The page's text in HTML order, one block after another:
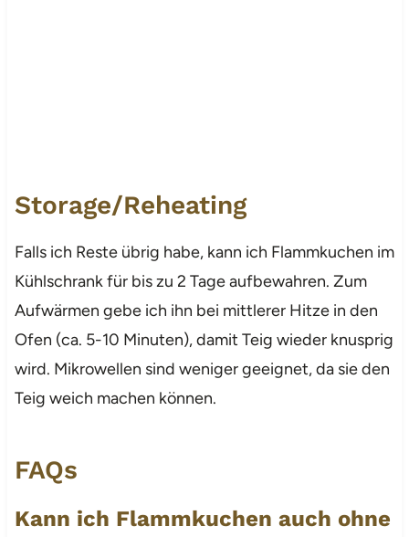
Storage/Reheating
Falls ich Reste übrig habe, kann ich Flammkuchen im
Kühlschrank für bis zu 2 Tage aufbewahren. Zum
Aufwärmen gebe ich ihn bei mittlerer Hitze in den
Ofen (ca. 5-10 Minuten), damit Teig wieder knusprig
wird. Mikrowellen sind weniger geeignet, da sie den
Teig weich machen können.
FAQs
Kann ich Flammkuchen auch ohne